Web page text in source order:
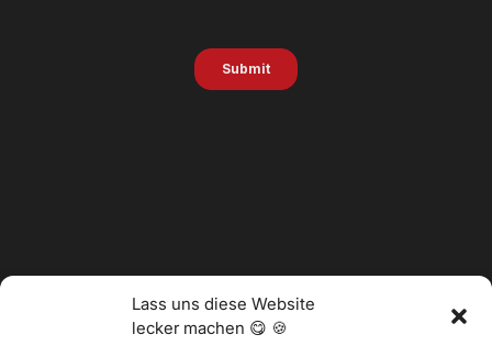
Lass uns diese Website
lecker machen 😋 🍪